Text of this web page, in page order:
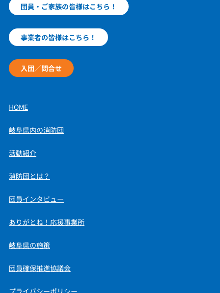
団員・ご家族の皆様はこちら！
事業者の皆様はこちら！
入団／問合せ
HOME
岐阜県内の消防団
活動紹介
消防団とは？
団員インタビュー
ありがとね！応援事業所
岐阜県の施策
団員確保推進協議会